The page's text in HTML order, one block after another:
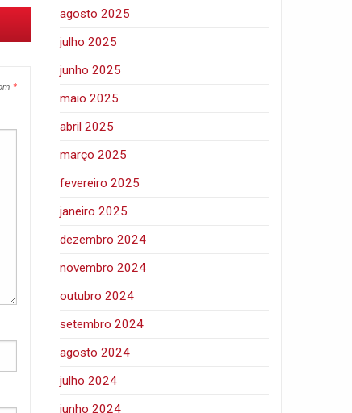
*
agosto 2025
julho 2025
junho 2025
maio 2025
abril 2025
março 2025
fevereiro 2025
janeiro 2025
dezembro 2024
novembro 2024
outubro 2024
setembro 2024
agosto 2024
julho 2024
junho 2024